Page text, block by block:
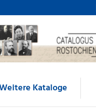
Kataloge